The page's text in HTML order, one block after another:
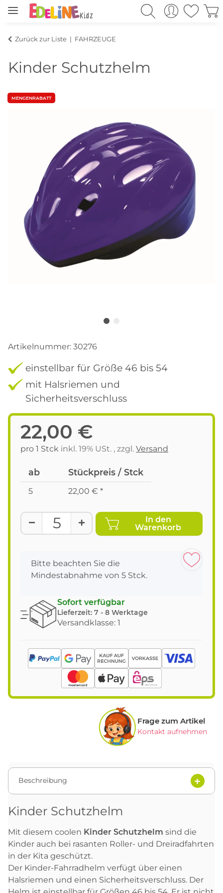
Zurück zur Liste FAHRZEUGE
Kinder Schutzhelm
MENGENRABATT
Artikelnummer: 30276
einstellbar für Größe 46 bis 54
mit Halsriemen und
Sicherheitsverschluss
22,00 €
pro 1 Stck inkl. 19% USt. , zzgl. Versand
ab Stückpreis / Stck
5 22,00 € *
In den
Warenkorb
x
Bitte beachten Sie die
Mindestabnahme von 5 Stck.
Sofort verfügbar
Lieferzeit: 7 - 8 Werktage
Versandklasse: 1
Frage zum Artikel
Kontakt aufnehmen
Beschreibung
Kinder Schutzhelm
Mit diesem coolen Kinder Schutzhelm sind die
Kinder auch bei rasanten Roller- und Dreiradfahrten
in der Kita geschützt.
Der Kinder-Fahrradhelm verfügt über einen
Halsriemen und einen Sicherheitsverschluss. Der